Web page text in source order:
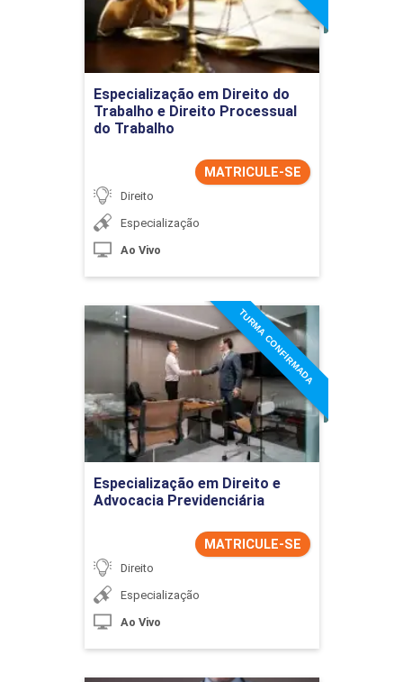
Especialização em Direito do
Trabalho e Direito Processual
do Trabalho
MATRICULE-SE
Direito
Especialização
Ao Vivo
Detalhes do curso
Especialização em Direito e
Advocacia Previdenciária
TURMA CONFIRMADA
MATRICULE-SE
Direito
Especialização
Ao Vivo
Especialização em Direito e
Advocacia Previdenciária
Detalhes do curso
Ir para Inscrição